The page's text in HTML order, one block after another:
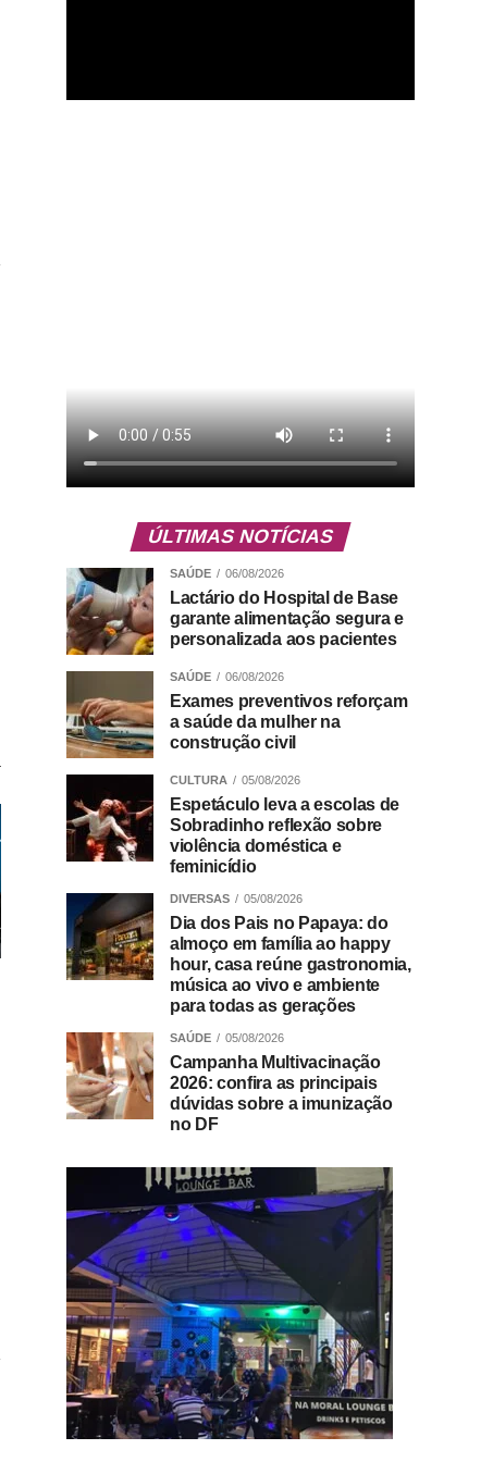
ÚLTIMAS NOTÍCIAS
SAÚDE 06/08/2026
Lactário do Hospital de Base
garante alimentação segura e
personalizada aos pacientes
SAÚDE 06/08/2026
Exames preventivos reforçam
a saúde da mulher na
construção civil
CULTURA 05/08/2026
Espetáculo leva a escolas de
Sobradinho reflexão sobre
violência doméstica e
feminicídio
DIVERSAS 05/08/2026
Dia dos Pais no Papaya: do
almoço em família ao happy
hour, casa reúne gastronomia,
música ao vivo e ambiente
para todas as gerações
SAÚDE 05/08/2026
Campanha Multivacinação
2026: confira as principais
dúvidas sobre a imunização
no DF